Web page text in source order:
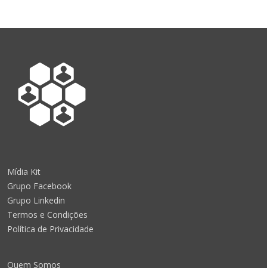
Mídia Kit
Grupo Facebook
Grupo Linkedin
Termos e Condições
Política de Privacidade
Quem Somos